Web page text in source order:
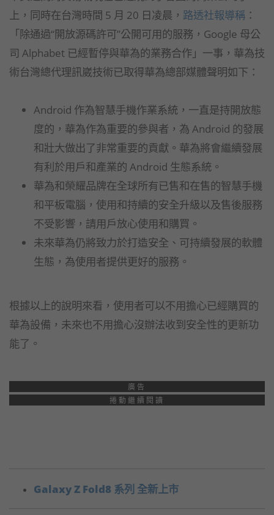
上，同時在台灣時間 5 月 20 日凌晨， 路透社報導稱 ：
「除通過“開放源碼許可”公開可用的服務，Google 母公
司 Alphabet 已經暫停與華為的業務合作」一事，華為技
術台灣總代理訊崴技術已取得華為總部媒體聲明如下：
Android 作為智慧手機作業系統，一直是持開放態
度的，華為作為重要的參與者，為 Android 的發展
和壯大做出了非常重要的貢獻。華為將會繼續發展
有利於用戶和產業的 Android 生態系統。
華為和榮耀品牌在全球所有已售和在售的智慧手機
和平板電腦，使用和持續的安全升級以及售後服務
不受影響，請用戶放心使用和購買。
未來華為仍將致力於打造安全、可持續發展的軟體
生態，為使用者提供更好的服務。
根據以上的說明來看，使用者可以不用擔心已經購買的
華為設備，未來也不用擔心沒辦法收到安全性的更新功
能了。
廣告
捲動繼續閱讀
Galaxy Z Fold8 系列 全新上市